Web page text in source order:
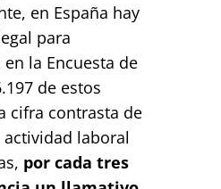
en España hay
para
la Encuesta de
de estos
cifra contrasta de
laboral
por cada tres